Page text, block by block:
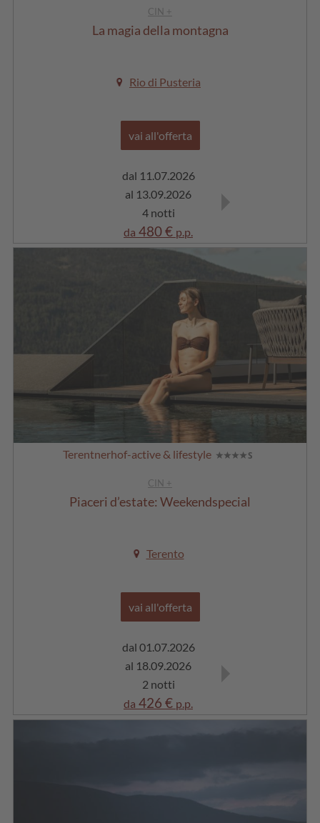
CIN +
La magia della montagna
Rio di Pusteria
vai all'offerta
dal 11.07.2026
al 13.09.2026
4 notti
da 480 € p.p.
Terentnerhof-active & lifestyle
CIN +
Piaceri d’estate: Weekendspecial
Terento
vai all'offerta
dal 01.07.2026
al 18.09.2026
2 notti
da 426 € p.p.